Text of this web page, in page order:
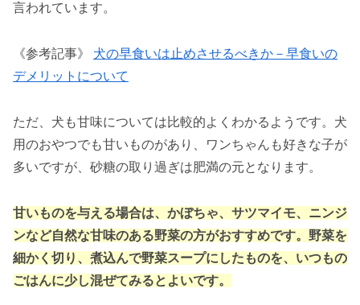
言われています。
《参考記事》 犬の早食いは止めさせるべきか－早食いの
デメリットについて
ただ、犬も甘味については比較的よくわかるようです。犬
用のおやつでも甘いものがあり、ワンちゃんも好きな子が
多いですが、砂糖の取り過ぎは肥満の元となります。
甘いものを与える場合は、かぼちゃ、サツマイモ、ニンジ
ンなど自然な甘味のある野菜の方がおすすめです。野菜を
細かく切り、煮込んで野菜スープにしたものを、いつもの
ごはんに少し混ぜてみるとよいです。